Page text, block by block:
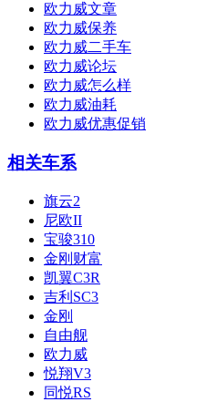
欧力威文章
欧力威保养
欧力威二手车
欧力威论坛
欧力威怎么样
欧力威油耗
欧力威优惠促销
相关车系
旗云2
尼欧II
宝骏310
金刚财富
凯翼C3R
吉利SC3
金刚
自由舰
欧力威
悦翔V3
同悦RS